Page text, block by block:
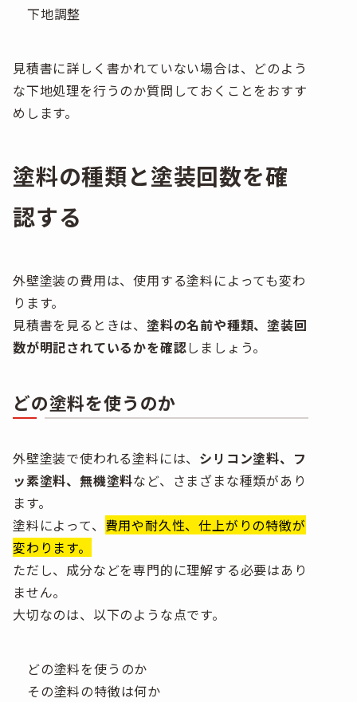
下地調整
見積書に詳しく書かれていない場合は、どのよう
な下地処理を行うのか質問しておくことをおすす
めします。
塗料の種類と塗装回数を確
認する
外壁塗装の費用は、使用する塗料によっても変わ
ります。
見積書を見るときは、 塗料の名前や種類、塗装回
数が明記されているかを確認しましょう。
どの塗料を使うのか
外壁塗装で使われる塗料には、 シリコン塗料、フ
ッ素塗料、無機塗料など、さまざまな種類があり
ます。
塗料によって、 費用や耐久性、仕上がりの特徴が
変わります。
ただし、成分などを専門的に理解する必要はあり
ません。
大切なのは、以下のような点です。
どの塗料を使うのか
その塗料の特徴は何か